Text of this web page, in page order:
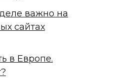
важно на
сайтах
в Европе.